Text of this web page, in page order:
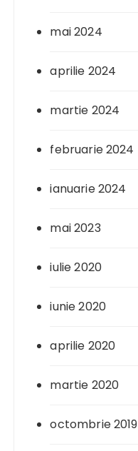
mai 2024
aprilie 2024
martie 2024
februarie 2024
ianuarie 2024
mai 2023
iulie 2020
iunie 2020
aprilie 2020
martie 2020
octombrie 2019